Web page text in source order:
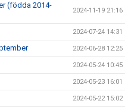
(födda 2014-
2024-11-19 21:16
2024-07-24 14:31
2024-06-28 12:25
2024-05-24 10:45
2024-05-23 16:01
2024-05-22 15:02